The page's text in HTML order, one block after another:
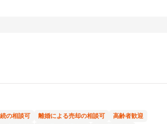
の相談可 離婚による売却の相談可
高齢者歓迎